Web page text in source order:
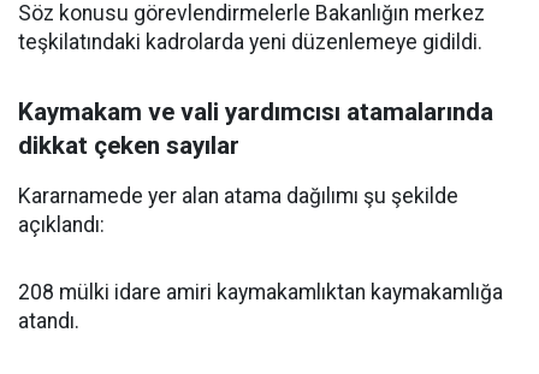
Söz konusu görevlendirmelerle Bakanlığın merkez
teşkilatındaki kadrolarda yeni düzenlemeye gidildi.
Kaymakam ve vali yardımcısı atamalarında
dikkat çeken sayılar
Kararnamede yer alan atama dağılımı şu şekilde
açıklandı:
208 mülki idare amiri kaymakamlıktan kaymakamlığa
atandı.